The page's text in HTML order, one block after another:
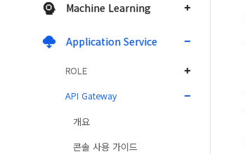
Machine Learning
Application Service
ROLE
API Gateway
개요
콘솔 사용 가이드